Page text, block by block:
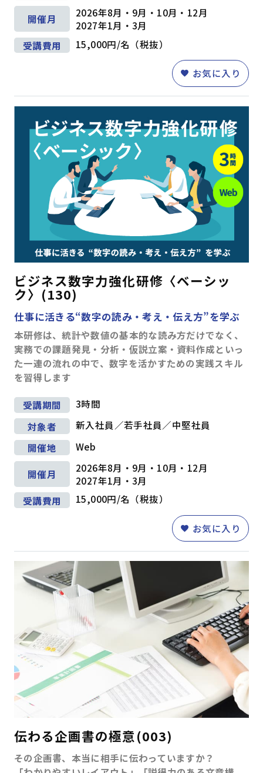
開催月
2026年8月・9月・10月・12月
2027年1月・3月
受講費用
15,000円/名（税抜）
お気に入り
ビジネス数字力強化研修〈ベーシッ
ク〉(130)
仕事に活きる“数字の読み・考え・伝え方”を学ぶ
本研修は、統計や数値の基本的な読み方だけでなく、
実務での課題発見・分析・仮説立案・資料作成といっ
た一連の流れの中で、数字を活かすための実践スキル
を習得します
受講期間
3時間
対象者
新入社員／若手社員／中堅社員
開催地
Web
開催月
2026年8月・9月・10月・12月
2027年1月・3月
受講費用
15,000円/名（税抜）
お気に入り
伝わる企画書の極意(003)
その企画書、本当に相手に伝わっていますか？
テーマ
階層別マインドセット・知識(45)
アセスメント研修
キャリアデザイン
ダイバーシティ＆インクルージョン(5)
営業・サービス(30) 人事・労務 (11)
マネジメントスキル
(8) 組織運営(45) 目標管理(7)
人材育成(19)
対課題スキル